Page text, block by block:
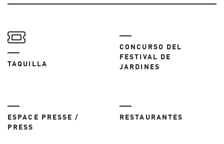
TAQUILLA
CONCURSO DEL
FESTIVAL DE
JARDINES
ESPACE PRESSE /
PRESS
RESTAURANTES